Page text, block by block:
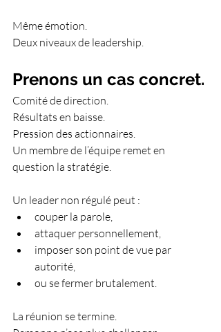
Même émotion.
Deux niveaux de leadership.
Prenons un cas concret.
Comité de direction.
Résultats en baisse.
Pression des actionnaires.
Un membre de l’équipe remet en
question la stratégie.
Un leader non régulé peut :
couper la parole,
attaquer personnellement,
imposer son point de vue par
autorité,
ou se fermer brutalement.
La réunion se termine.